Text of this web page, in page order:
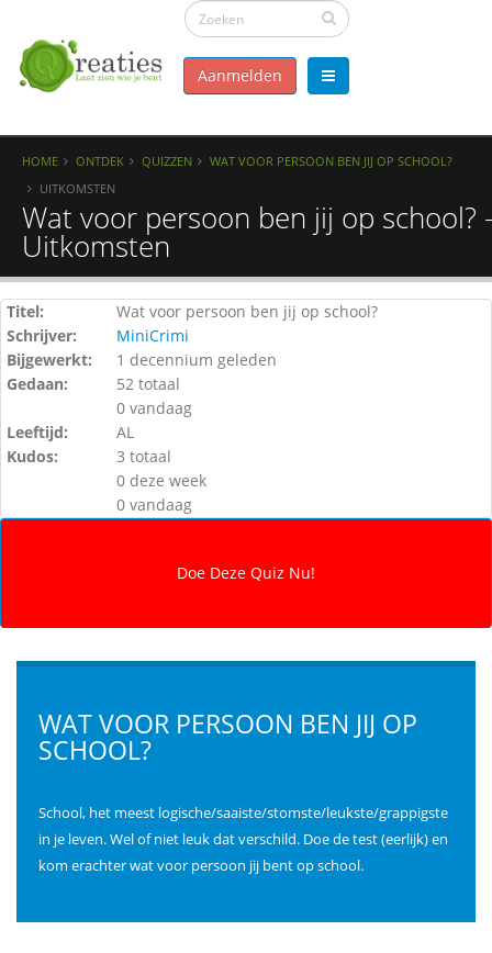
Aanmelden
HOME ONTDEK QUIZZEN
WAT VOOR PERSOON BEN JIJ OP SCHOOL?
UITKOMSTEN
Wat voor persoon ben jij op school? -
Uitkomsten
Titel:
Wat voor persoon ben jij op school?
Schrijver:
MiniCrimi
Bijgewerkt:
1 decennium geleden
Gedaan:
52 totaal
0 vandaag
Leeftijd:
AL
Kudos:
3 totaal
0 deze week
0 vandaag
WAT VOOR PERSOON BEN JIJ OP
SCHOOL?
School, het meest logische/saaiste/stomste/leukste/grappigste
in je leven. Wel of niet leuk dat verschild. Doe de test (eerlijk) en
kom erachter wat voor persoon jij bent op school.